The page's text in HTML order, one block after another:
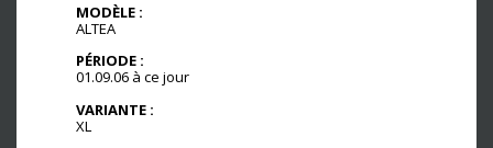
MODÈLE :
ALTEA
PÉRIODE :
01.09.06 à ce jour
VARIANTE :
XL